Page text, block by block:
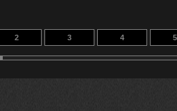
2 3 4 5